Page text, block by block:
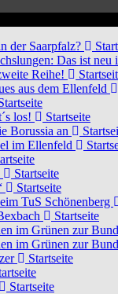
der Saarpfalz?
Das ist neu
Reihe!
aus dem Ellenfeld
los!
Startseite
Borussia an
im Ellenfeld
Startseite
Startseite
TuS Schönenberg
Startseite
im Grünen zur
im Grünen zur
Startseite
Startseite